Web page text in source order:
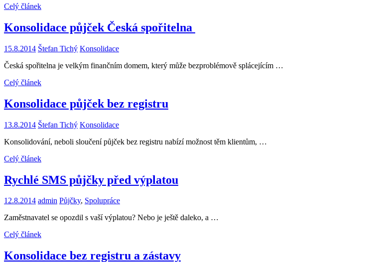
Celý článek
Konsolidace půjček Česká spořitelna
15.8.2014 Štefan Tichý Konsolidace
Česká spořitelna je velkým finančním domem, který může bezproblémově splácejícím …
Celý článek
Konsolidace půjček bez registru
13.8.2014 Štefan Tichý Konsolidace
Konsolidování, neboli sloučení půjček bez registru nabízí možnost těm klientům, …
Celý článek
Rychlé SMS půjčky před výplatou
12.8.2014 admin Půjčky, Spolupráce
Zaměstnavatel se opozdil s vaší výplatou? Nebo je ještě daleko, a …
Celý článek
Konsolidace bez registru a zástavy